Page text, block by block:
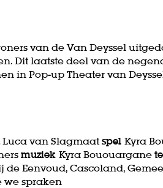
van de Van Deyssel
Dit laatste deel van de
in Pop-up Theater van
Luca van Slagmaat spel Kyra
muziek Kyra Bououargane
Eenvoud, Cascoland,
we spraken